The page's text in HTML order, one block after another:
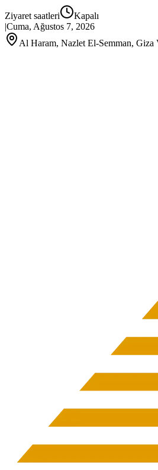
Ziyaret saatleri
Kapalı
|Cuma, Ağustos 7, 2026
Al Haram, Nazlet El-Semman, Giza